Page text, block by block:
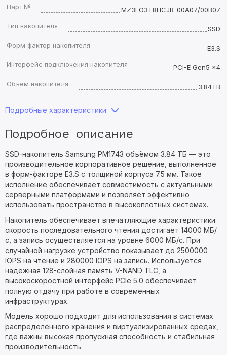
Парт.№
MZ3LO3T8HCJR-00A07/00B07
Тип накопителя
SSD
Форм фактор накопителя
E3.S
Интерфейс подключения накопителя
PCI-E Gen5 x4
Объем накопителя
3.84TB
Подробные характеристики
Подробное описание
SSD-накопитель Samsung PM1743 объёмом 3.84 ТБ — это
производительное корпоративное решение, выполненное
в форм-факторе E3.S с толщиной корпуса 7.5 мм. Такое
исполнение обеспечивает совместимость с актуальными
серверными платформами и позволяет эффективно
использовать пространство в высокоплотных системах.
Накопитель обеспечивает впечатляющие характеристики:
скорость последовательного чтения достигает 14000 МБ/
с, а запись осуществляется на уровне 6000 МБ/с. При
случайной нагрузке устройство показывает до 2500000
IOPS на чтение и 280000 IOPS на запись. Используется
надёжная 128-слойная память V-NAND TLC, а
высокоскоростной интерфейс PCIe 5.0 обеспечивает
полную отдачу при работе в современных
инфраструктурах.
Модель хорошо подходит для использования в системах
распределённого хранения и виртуализированных средах,
где важны высокая пропускная способность и стабильная
производительность.